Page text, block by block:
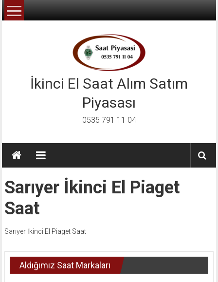
İçeriğe
geç
İkinci El Saat Alım Satım
Piyasası
0535 791 11 04
Sarıyer İkinci El Piaget
Saat
Sarıyer İkinci El Piaget Saat
Aldığımız Saat Markaları